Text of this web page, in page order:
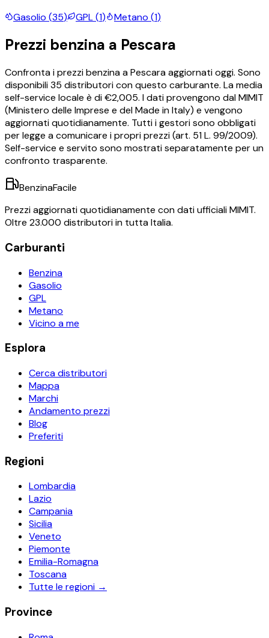
Gasolio (35) GPL(1) Metano (1)
Prezzi benzina a Pescara
Confronta i prezzibenzinaaPescaraaggiornati oggi. Sono
disponibili35 distributori con questo carburante. La media
self-service locale è di €2,005. I dati provengono dal MIMIT
(Ministero delle Imprese e del Made in Italy) e vengono
aggiornati quotidianamente. Tutti i gestori sono obbligati
per legge a comunicare i propri prezzi (art. 51 L. 99/2009).
Self-service e servito sono mostrati separatamente per un
confronto trasparente.
BenzinaFacile
Prezzi aggiornati quotidianamente con dati ufficiali MIMIT.
Oltre 23.000 distributori in tutta Italia.
Carburanti
Benzina
Gasolio
GPL
Metano
Vicino a me
Esplora
Cerca distributori
Mappa
Marchi
Andamento prezzi
Blog
Preferiti
Regioni
Lombardia
Lazio
Campania
Sicilia
Veneto
Piemonte
Emilia-Romagna
Toscana
Tutte le regioni →
Province